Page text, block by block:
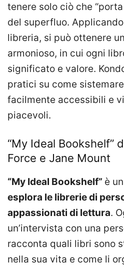
tenere solo ciò che
del superfluo.
libreria, si può ottenere
armonioso, in cui ogni
significato e valore.
pratici su come
facilmente accessibili e
piacevoli.
“My Ideal Bookshelf”
Force e Jane Mount
“My Ideal Bookshelf” è
esplora le librerie di
appassionati di lettura.
un’intervista con una
racconta quali libri sono
nella sua vita e come li